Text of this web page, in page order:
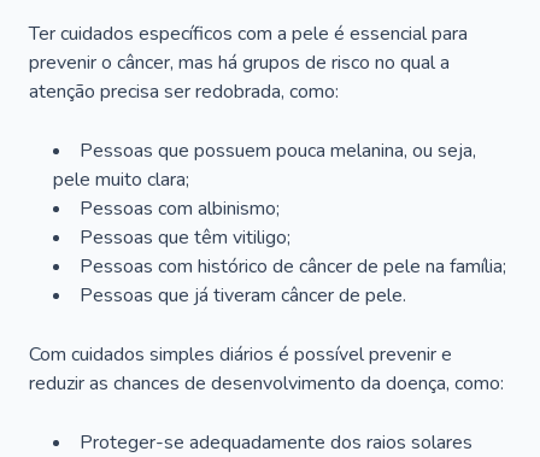
Ter cuidados específicos com a pele é essencial para
prevenir o câncer, mas há grupos de risco no qual a
atenção precisa ser redobrada, como:
Pessoas que possuem pouca melanina, ou seja,
pele muito clara;
Pessoas com albinismo;
Pessoas que têm vitiligo;
Pessoas com histórico de câncer de pele na família;
Pessoas que já tiveram câncer de pele.
Com cuidados simples diários é possível prevenir e
reduzir as chances de desenvolvimento da doença, como:
Proteger-se adequadamente dos raios solares